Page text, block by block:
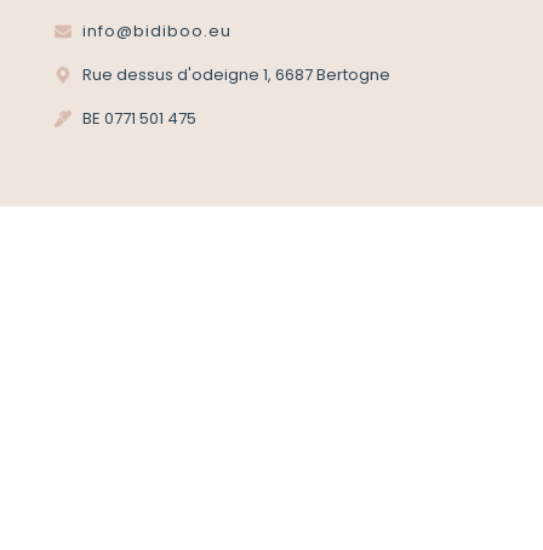
info@bidiboo.eu
Rue dessus d'odeigne 1, 6687 Bertogne
BE 0771 501 475